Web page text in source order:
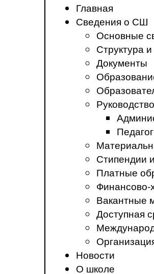
Главная
Сведения о СШ
Основные
Структура
Документы
Стипендии
Платные
Финансово-
Вакантные
Доступная
Новости
О школе